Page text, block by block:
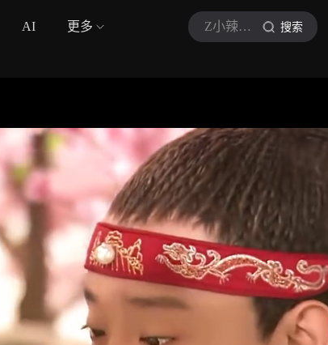
AI 更多 Z小辣椒混剪 搜索